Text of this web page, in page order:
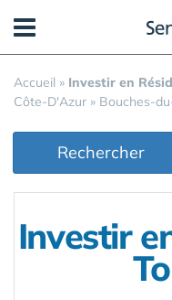
Accueil » Investir en
Côte-D'Azur » Bouches-
Rechercher
Investir